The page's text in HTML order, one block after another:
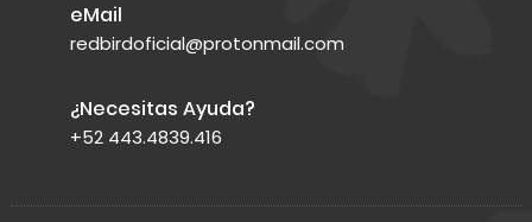
eMail
redbirdoficial@protonmail.com
¿Necesitas Ayuda?
+52 443.4839.416